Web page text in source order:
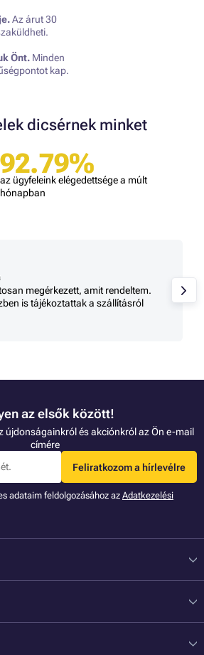
Az árut 30
Önt. Minden
kap.
dicsérnek minket
92.79%
az ügyfeleink elégedettsége a múlt
hónapban
megérkezett, amit rendeltem.
is tájékoztattak a szállításról
az elsők között!
újdonságainkról és akciónkról az Ön e-mail
címére
Feliratkozom a hírlevélre
adataim feldolgozásához az Adatkezelési